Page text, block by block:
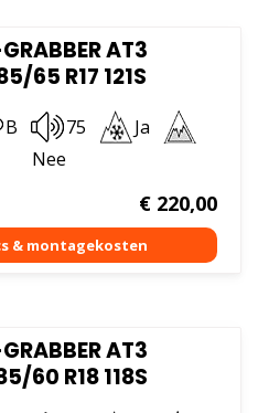
AT3
65 R17 121S
B 75
Ja
Nee
€220,00
AT3
60 R18 118S